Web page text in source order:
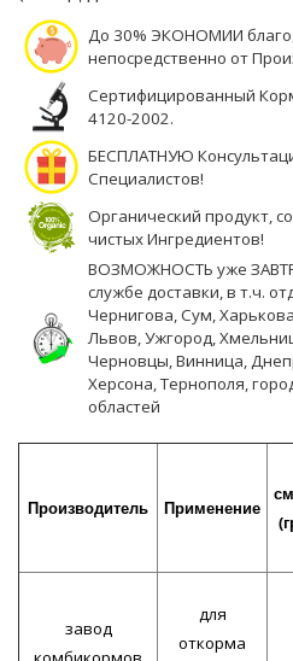
До 30% ЭКОНОМИИ
непосредственно от
Сертифицированный
4120-2002.
БЕСПЛАТНУЮ
Специалистов!
Органический продукт,
чистых Ингредиентов!
ВОЗМОЖНОСТЬ уже
службе доставки, в т.ч.
Чернигова, Сум,
Львов, Ужгород,
Черновцы, Винница,
Херсона, Тернополя,
областей
Производитель Применение
завод
для
откорма